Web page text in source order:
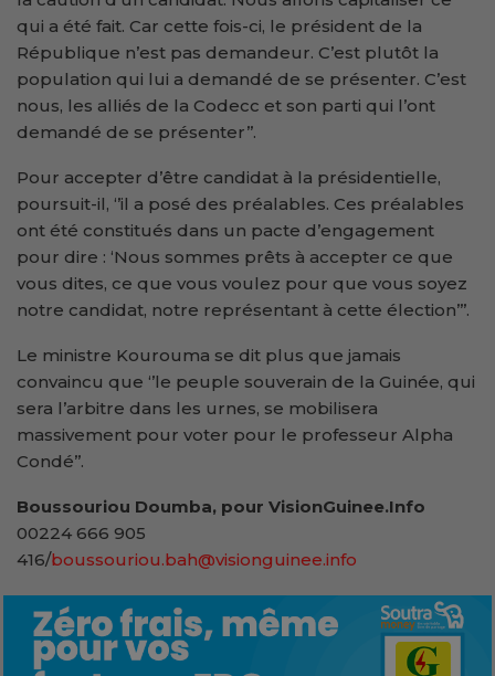
qui a été fait. Car cette fois-ci, le président de la
République n’est pas demandeur. C’est plutôt la
population qui lui a demandé de se présenter. C’est
nous, les alliés de la Codecc et son parti qui l’ont
demandé de se présenter’’.
Pour accepter d’être candidat à la présidentielle,
poursuit-il, ‘’il a posé des préalables. Ces préalables
ont été constitués dans un pacte d’engagement
pour dire : ‘Nous sommes prêts à accepter ce que
vous dites, ce que vous voulez pour que vous soyez
notre candidat, notre représentant à cette élection’’’.
Le ministre Kourouma se dit plus que jamais
convaincu que ‘’le peuple souverain de la Guinée, qui
sera l’arbitre dans les urnes, se mobilisera
massivement pour voter pour le professeur Alpha
Condé’’.
Boussouriou Doumba, pour VisionGuinee.Info
00224 666 905
416/boussouriou.bah@visionguinee.info